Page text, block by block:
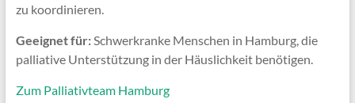
zu koordinieren.
Geeignet für:Schwerkranke Menschen in Hamburg, die
palliative Unterstützung in der Häuslichkeit benötigen.
Zum Palliativteam Hamburg